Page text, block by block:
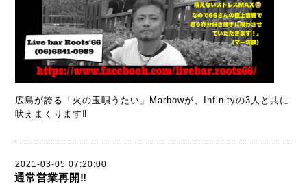
広島が誇る「火の玉唄うたい」Marbowが、Infinityの3人と共に
吠えまくります‼️
2021-03-05 07:20:00
通常営業再開‼️